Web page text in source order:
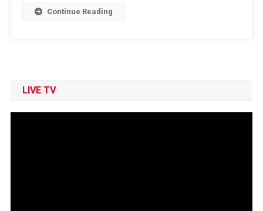
Continue Reading
LIVE TV